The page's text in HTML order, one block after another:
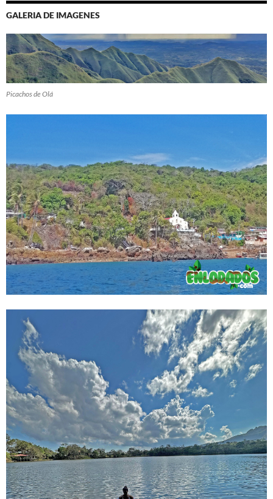
GALERIA DE IMAGENES
Picachos de Olá